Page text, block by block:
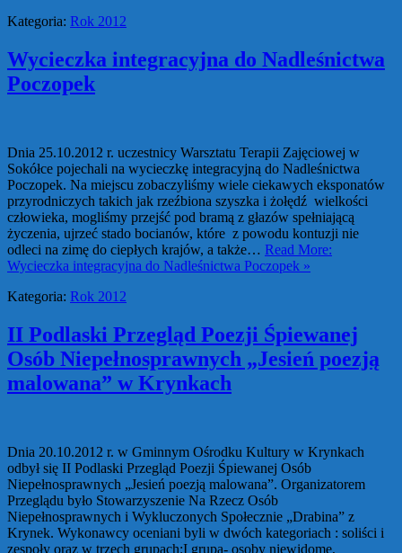
Kategoria: Rok 2012
Wycieczka integracyjna do Nadleśnictwa
Poczopek
Dnia 25.10.2012 r. uczestnicy Warsztatu Terapii Zajęciowej w
Sokółce pojechali na wycieczkę integracyjną do Nadleśnictwa
Poczopek. Na miejscu zobaczyliśmy wiele ciekawych eksponatów
przyrodniczych takich jak rzeźbiona szyszka i żołędź wielkości
człowieka, mogliśmy przejść pod bramą z głazów spełniającą
życzenia, ujrzeć stado bocianów, które z powodu kontuzji nie
odleci na zimę do ciepłych krajów, a także… Read More:
Wycieczka integracyjna do Nadleśnictwa Poczopek »
Kategoria: Rok 2012
II Podlaski Przegląd Poezji Śpiewanej
Osób Niepełnosprawnych „Jesień poezją
malowana” w Krynkach
Dnia 20.10.2012 r. w Gminnym Ośrodku Kultury w Krynkach
odbył się II Podlaski Przegląd Poezji Śpiewanej Osób
Niepełnosprawnych „Jesień poezją malowana”. Organizatorem
Przeglądu było Stowarzyszenie Na Rzecz Osób
Niepełnosprawnych i Wykluczonych Społecznie „Drabina” z
Krynek. Wykonawcy oceniani byli w dwóch kategoriach : soliści i
zespoły oraz w trzech grupach:I grupa- osoby niewidome,